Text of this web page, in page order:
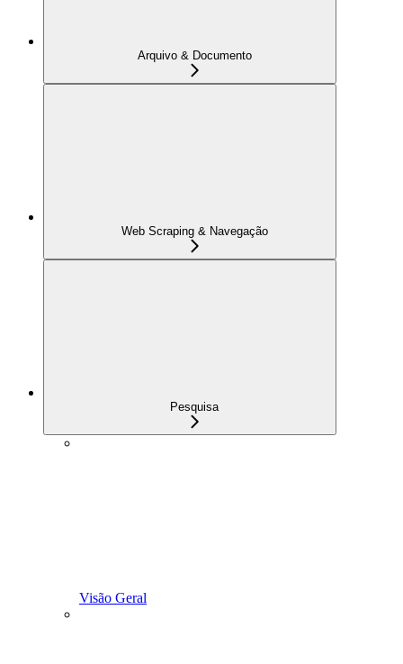
Arquivo & Documento
Web Scraping & Navegação
Pesquisa
Visão Geral